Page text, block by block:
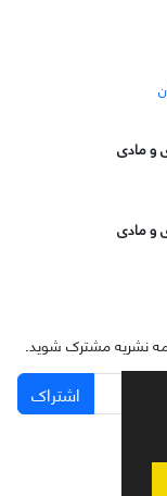
و مادی
و مادی
نشریه مشترک شوید.
اشتراک